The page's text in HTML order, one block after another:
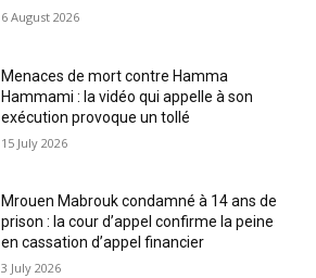
6 August 2026
Menaces de mort contre Hamma
Hammami : la vidéo qui appelle à son
exécution provoque un tollé
15 July 2026
Mrouen Mabrouk condamné à 14 ans de
prison : la cour d’appel confirme la peine
en cassation d’appel financier
3 July 2026